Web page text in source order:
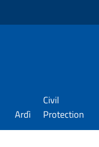
Ardì
Civil
Protection